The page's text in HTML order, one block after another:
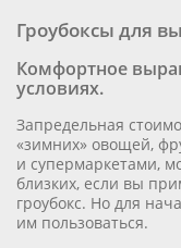
Гроубоксы для
Комфортное
условиях.
Запредельная
«зимних» овощей,
и супермаркетами,
близких, если вы
гроубокс. Но для
им пользоваться.